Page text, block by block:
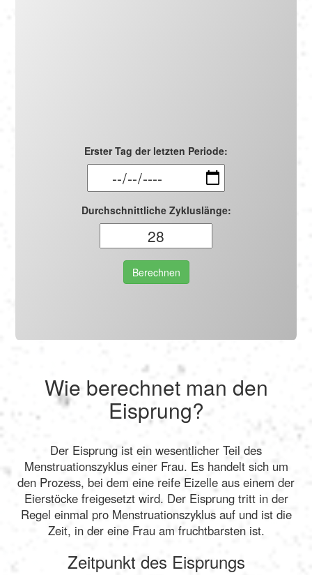
Erster Tag der letzten Periode:
Durchschnittliche Zykluslänge:
Berechnen
Wie berechnet man den
Eisprung?
Der Eisprung ist ein wesentlicher Teil des
Menstruationszyklus einer Frau. Es handelt sich um
den Prozess, bei dem eine reife Eizelle aus einem der
Eierstöcke freigesetzt wird. Der Eisprung tritt in der
Regel einmal pro Menstruationszyklus auf und ist die
Zeit, in der eine Frau am fruchtbarsten ist.
Zeitpunkt des Eisprungs